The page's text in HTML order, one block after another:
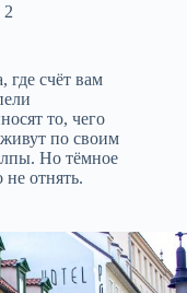
2
счёт вам
то, чего
по своим
Но тёмное
не отнять.